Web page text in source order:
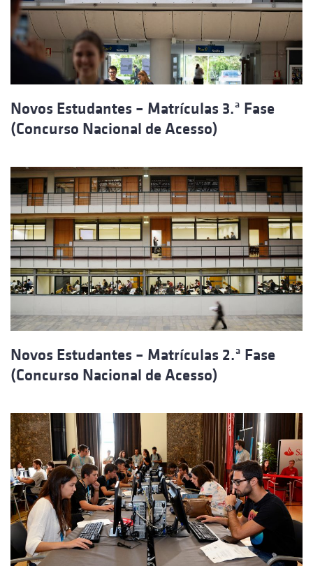
Novos Estudantes – Matrículas 3.ª Fase
(Concurso Nacional de Acesso)
Novos Estudantes – Matrículas 2.ª Fase
(Concurso Nacional de Acesso)